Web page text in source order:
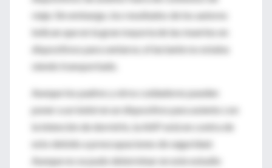
viaje. Sin embargo, los resultados de los autores
indican que en la gran mayoría de las muertes en
dispositivos para sentarse, el lactante no estaba
siendo transportado.
Aunque los padres y otros cuidadores pueden
poner a un bebé en un dispositivo para asiento con
la intención de dormirlo, la AAP está en contra de
esto debido a preocupaciones de seguridad.
Aunque no se pudo determinar en este estudio